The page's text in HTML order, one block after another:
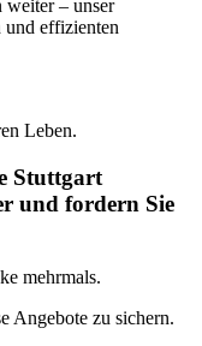
weiter – unser
und effizienten
Leben.
Stuttgart
und fordern Sie
mehrmals.
Angebote zu sichern.